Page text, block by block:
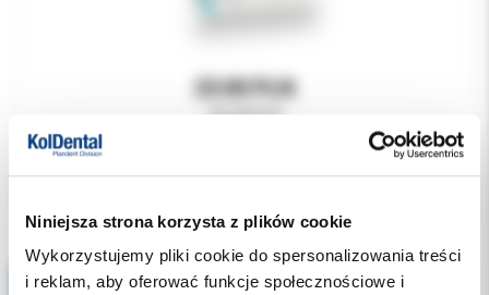
Niniejsza strona korzysta z plików cookie
Wykorzystujemy pliki cookie do spersonalizowania treści
i reklam, aby oferować funkcje społecznościowe i
23.00 PLN
45.00 PLN